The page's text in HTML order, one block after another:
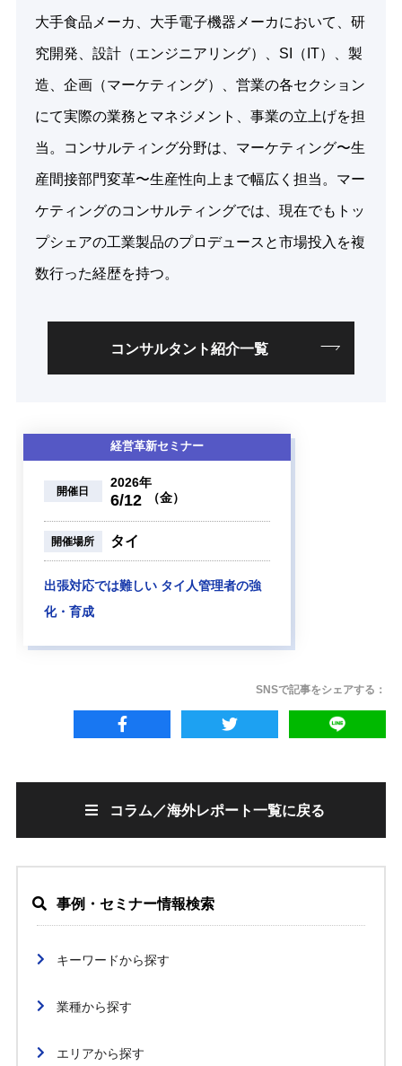
大手食品メーカ、大手電子機器メーカにおいて、研
究開発、設計（エンジニアリング）、SI（IT）、製
造、企画（マーケティング）、営業の各セクション
にて実際の業務とマネジメント、事業の立上げを担
当。コンサルティング分野は、マーケティング〜生
産間接部門変革〜生産性向上まで幅広く担当。マー
ケティングのコンサルティングでは、現在でもトッ
プシェアの工業製品のプロデュースと市場投入を複
数行った経歴を持つ。
コンサルタント紹介一覧
経営革新セミナー
開催日
2026年
6/12 （金）
開催場所 タイ
出張対応では難しい タイ人管理者の強
化・育成
SNSで記事をシェアする：
コラム／海外レポート一覧に戻る
事例・セミナー情報検索
キーワードから探す
業種から探す
エリアから探す